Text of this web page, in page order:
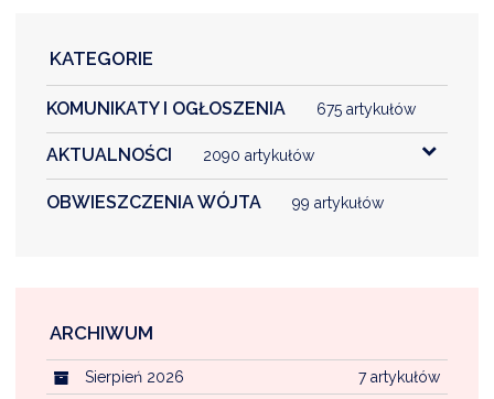
KATEGORIE
KOMUNIKATY I OGŁOSZENIA 675 artykułów
AKTUALNOŚCI 2090 artykułów
OBWIESZCZENIA WÓJTA 99 artykułów
ARCHIWUM
7 artykułów
Sierpień 2026